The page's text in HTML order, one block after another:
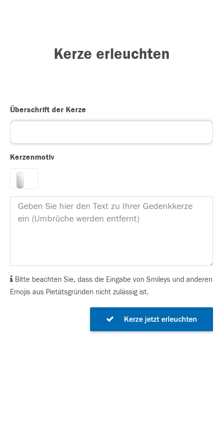
Kerze erleuchten
Überschrift der Kerze
Kerzenmotiv
Bitte beachten Sie, dass die Eingabe von Smileys und anderen
Emojis aus Pietätsgründen nicht zulässig ist.
Kerze jetzt erleuchten